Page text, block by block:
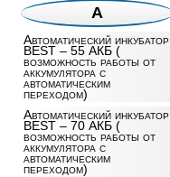
А
Автоматический инкубатор
BEST – 55 АКБ (
возможность работы от
аккумулятора с
автоматическим
переходом)
Автоматический инкубатор
BEST – 70 АКБ (
возможность работы от
аккумулятора с
автоматическим
переходом)